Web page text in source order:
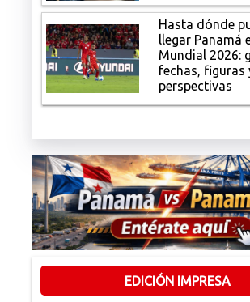
Hasta dónde
llegar Panamá
Mundial 2026:
fechas, figuras
perspectivas
EDICIÓN IMPRESA